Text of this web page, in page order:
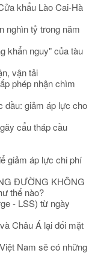
khẩu Lào Cai-Hà
nghìn tỷ trong năm
khẩn nguy" của tàu
vận tải
phép nhận chìm
dầu: giảm áp lực cho
cẩu tháp cầu
giảm áp lực chi phí
ĐƯỜNG KHÔNG
thế nào?
- LSS) từ ngày
Châu Á lại đối mặt
Nam sẽ có những